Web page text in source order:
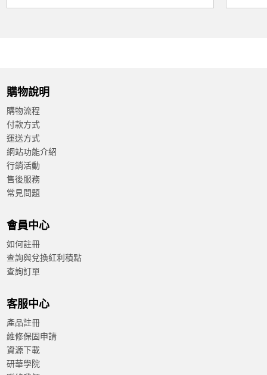
購物說明
購物流程
付款方式
運送方式
網站功能介紹
行銷活動
售後服務
常見問題
會員中心
如何註冊
查詢與兌換紅利積點
查詢訂單
客服中心
產品註冊
維修保固申請
資源下載
研華學院